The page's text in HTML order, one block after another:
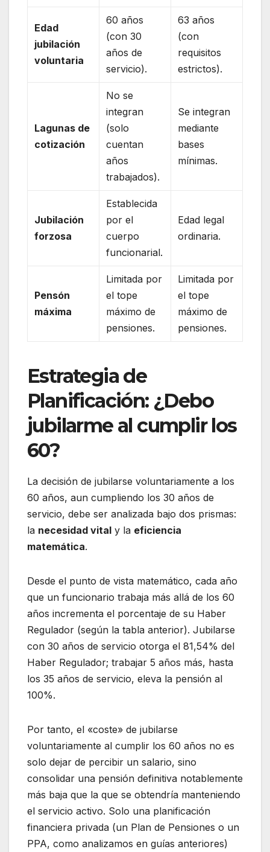
Edad
jubilación
voluntaria
60 años
(con 30
años de
servicio).
63 años
(con
requisitos
estrictos).
Lagunas de
cotización
No se
integran
(solo
cuentan
años
trabajados).
Se integran
mediante
bases
mínimas.
Jubilación
forzosa
Establecida
por el
cuerpo
funcionarial.
Edad legal
ordinaria.
Pensón
máxima
Limitada por
el tope
máximo de
pensiones.
Limitada por
el tope
máximo de
pensiones.
Estrategia de
Planificación: ¿Debo
jubilarme al cumplir los
60?
La decisión de jubilarse voluntariamente a los
60 años, aun cumpliendo los 30 años de
servicio, debe ser analizada bajo dos prismas:
la necesidad vital y la eficiencia
matemática.
Desde el punto de vista matemático, cada año
que un funcionario trabaja más allá de los 60
años incrementa el porcentaje de su Haber
Regulador (según la tabla anterior). Jubilarse
con 30 años de servicio otorga el 81,54% del
Haber Regulador; trabajar 5 años más, hasta
los 35 años de servicio, eleva la pensión al
100%.
Por tanto, el «coste» de jubilarse
voluntariamente al cumplir los 60 años no es
solo dejar de percibir un salario, sino
consolidar una pensión definitiva notablemente
más baja que la que se obtendría manteniendo
el servicio activo. Solo una planificación
financiera privada (un Plan de Pensiones o un
PPA, como analizamos en guías anteriores)